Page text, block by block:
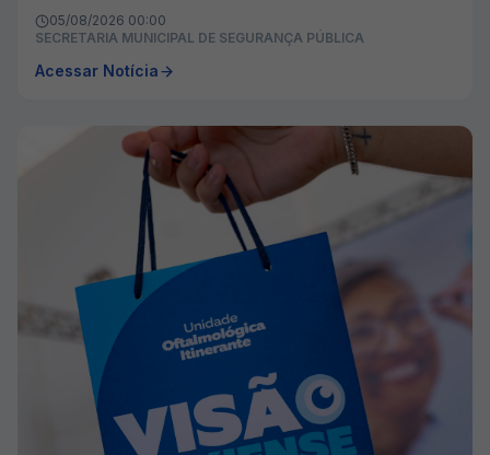
05/08/2026 00:00
SECRETARIA MUNICIPAL DE SEGURANÇA PÚBLICA
Acessar Notícia